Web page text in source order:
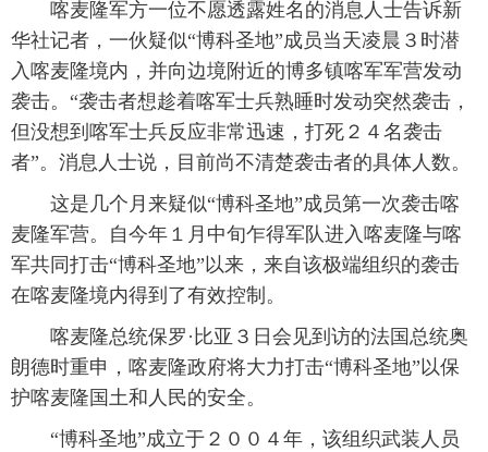
图片 视频 彩票 食品
旅游 健康 信息化 数据
金融 公益 军事 无人机
富媒体 摄影 新华广播
新华电视中文 新华电视英文 返回PC
喀麦隆军方一位不愿透露姓名的消息人士告诉新
华社记者，一伙疑似“博科圣地”成员当天凌晨３时潜
入喀麦隆境内，并向边境附近的博多镇喀军军营发动
袭击。“袭击者想趁着喀军士兵熟睡时发动突然袭击，
但没想到喀军士兵反应非常迅速，打死２４名袭击
者”。消息人士说，目前尚不清楚袭击者的具体人数。
这是几个月来疑似“博科圣地”成员第一次袭击喀
麦隆军营。自今年１月中旬乍得军队进入喀麦隆与喀
军共同打击“博科圣地”以来，来自该极端组织的袭击
在喀麦隆境内得到了有效控制。
喀麦隆总统保罗·比亚３日会见到访的法国总统奥
朗德时重申，喀麦隆政府将大力打击“博科圣地”以保
护喀麦隆国土和人民的安全。
“博科圣地”成立于２００４年，该组织武装人员